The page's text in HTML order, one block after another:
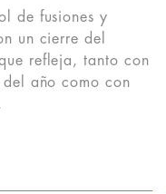
de fusiones y
un cierre del
refleja, tanto con
del año como con